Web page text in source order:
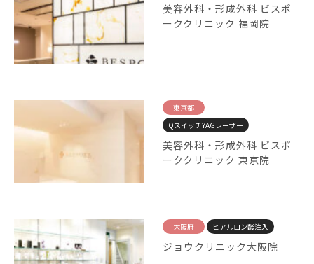
美容外科・形成外科 ビスポ
ーククリニック 福岡院
東京都
QスイッチYAGレーザー
美容外科・形成外科 ビスポ
ーククリニック 東京院
大阪府 ヒアルロン酸注入
ジョウクリニック大阪院